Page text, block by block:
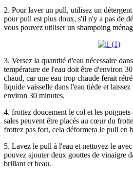
2. Pour laver un pull, utilisez un
pour pull est plus doux, s'il n'y a pas de
vous pouvez utiliser un shampoing
3. Versez la quantité d'eau nécessaire
température de l'eau doit être d'environ
chaud, car une eau trop chaude ferait
liquide vaisselle dans l'eau tiède et
environ 30 minutes.
4. frottez doucement le col et les
sales peuvent être placés au cœur du
frottez pas fort, cela déformera le pull en
5. Lavez le pull à l'eau et nettoyez-le
pouvez ajouter deux gouttes de vinaigre
brillant et beau.